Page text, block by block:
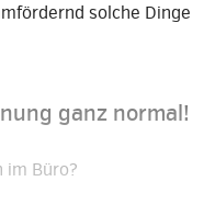
solche Dinge
ganz normal!
im Büro?